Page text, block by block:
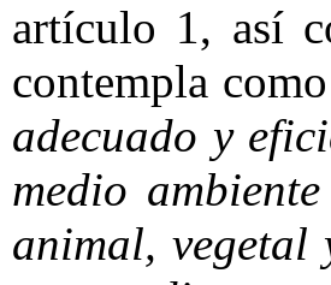
artículo 1, así
contempla
adecuado y
medio
animal, vegetal